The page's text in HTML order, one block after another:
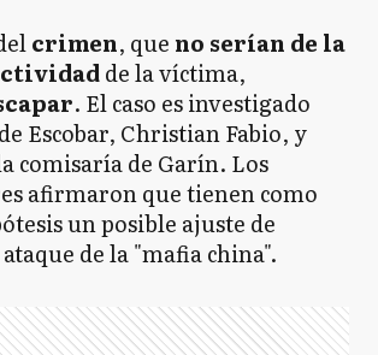
crimen, que no serían de la
de la víctima,
. El caso es investigado
Escobar, Christian Fabio, y
comisaría de Garín. Los
afirmaron que tienen como
un posible ajuste de
de la "mafia china".